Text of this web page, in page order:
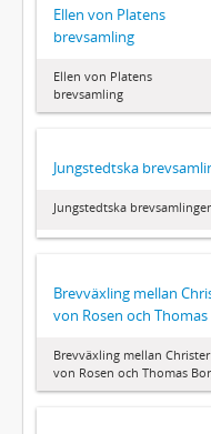
Ellen von Platens
brevsamling
Ellen von Platens
brevsamling
Jungstedtska
Jungstedtska
Brevväxling mellan
von Rosen och
Brevväxling mellan Christer
von Rosen och Thomas